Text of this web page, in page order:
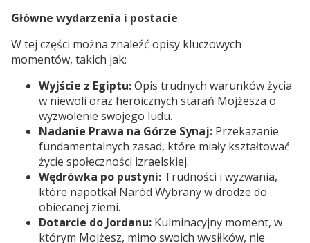
Główne wydarzenia i postacie
W tej części można znaleźć opisy kluczowych
momentów, takich jak:
Wyjście z Egiptu:Opis trudnych warunków życia
w niewoli oraz heroicznych starań Mojżesza o
wyzwolenie swojego ludu.
Nadanie Prawa na Górze Synaj: Przekazanie
fundamentalnych zasad, które miały kształtować
życie społeczności izraelskiej.
Wędrówka po pustyni: Trudności i wyzwania,
które napotkał Naród Wybrany w drodze do
obiecanej ziemi.
Dotarcie do Jordanu: Kulminacyjny moment, w
którym Mojżesz, mimo swoich wysiłków, nie